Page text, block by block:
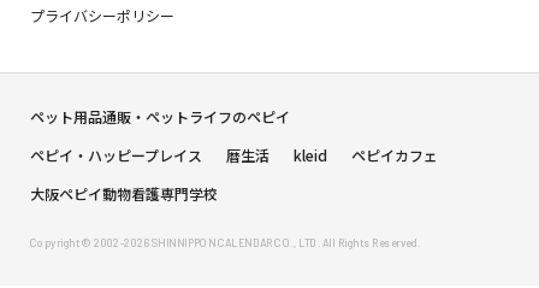
プライバシーポリシー
ペット用品通販・ペットライフのペピイ
ペピイ・ハッピープレイス
暦生活 kleid
ペピイカフェ
大阪ペピイ動物看護専門学校
Copyright © 2002-2026 SHINNIPPON CALENDAR CO., LTD. All Rights Reserved.